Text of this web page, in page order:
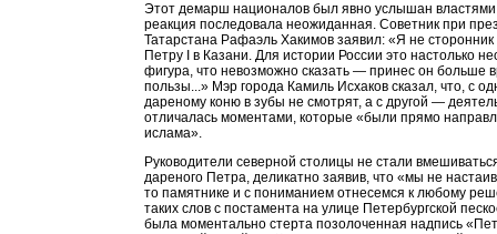
Этот демарш националов был явно услышан
реакция последовала неожиданная. Советник при
Татарстана Рафаэль Хакимов заявил: «Я не
Петру I в Казани. Для истории России это настолько
фигура, что невозможно сказать — принес он больше
пользы...» Мэр города Камиль Исхаков сказал, что, с
дареному коню в зубы не смотрят, а с другой —
отличалась моментами, которые «были прямо
ислама».
Руководители северной столицы не стали
дареного Петра, деликатно заявив, что «мы не
то памятнике и с пониманием отнесемся к любому
таких слов с постамента на улице Петербургской
была моментально стерта позолоченная надпись